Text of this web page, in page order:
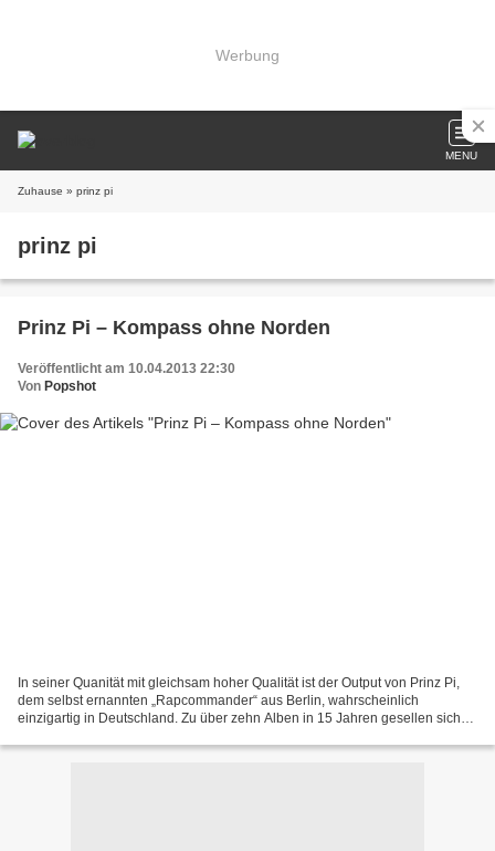
Werbung
MENU
Zuhause » prinz pi
prinz pi
Prinz Pi – Kompass ohne Norden
Veröffentlicht am 10.04.2013 22:30
Von Popshot
In seiner Quanität mit gleichsam hoher Qualität ist der Output von Prinz Pi,
dem selbst ernannten „Rapcommander“ aus Berlin, wahrscheinlich
einzigartig in Deutschland. Zu über zehn Alben in 15 Jahren gesellen sich